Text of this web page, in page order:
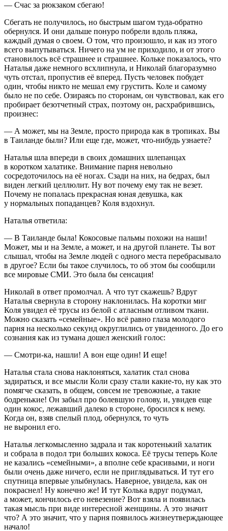
— Счас за рюкзаком сбегаю!
Сбегать не получилось, но быстрым шагом туда-обратно
обернулся. И они дальше понуро побрели вдоль пляжа,
каждый думая о своем. О том, что произошло, и как из этого
всего выпутываться. Ничего на ум не приходило, и от этого
становилось всё страшнее и страшнее. Кольке показалось, что
Наталья даже немного всхлипнула, и Николай благоразумно
чуть отстал, пропустив её вперед. Пусть человек побудет
один, чтобы никто не мешал ему грустить. Коле и самому
было не по себе. Озираясь по сторонам, он чувствовал, как его
пробирает безотчетный страх, поэтому он, расхрабрившись,
произнес:
— А может, мы на Земле, просто природа как в тропиках. Вы
в Таиланде были? Или еще где, может, что-нибудь узнаете?
Наталья шла впереди в своих домашних шлепанцах
в коротком халатике. Внимание парня невольно
сосредоточилось на её ногах. Сзади на них, на бедрах, был
виден легкий целлюлит. Ну вот почему ему так не везет.
Почему не попалась прекрасная юная девушка, как
у нормальных попаданцев? Коля вздохнул.
Наталья ответила:
— В Таиланде была! Кокосовые пальмы похожи на наши!
Может, мы и на Земле, а может, и на другой планете. Ты вот
слышал, чтобы на Земле людей с одного места перебрасывало
в другое? Если бы такое случилось, то об этом бы сообщили
все мировые СМИ. Это была бы сенсация!
Николай в ответ промолчал. А что тут скажешь? Вдруг
Наталья свернула в сторону наклонилась. На коротки миг
Коля увидел её трусы из белой с атласным отливом ткани.
Можно сказать «семейные». Но всё равно глаза молодого
парня на несколько секунд округлились от увиденного. До его
сознания как из тумана дошел женский голос:
— Смотри-ка, нашли! А вон еще один! И еще!
Наталья стала снова наклоняться, халатик стал снова
задираться, и все мысли Коли сразу стали какие-то, ну как это
помягче сказать, в общем, совсем не тревожные, а такие
бодренькие! Он забыл про болевшую голову, и, увидев еще
один кокос, лежавший далеко в стороне, бросился к нему.
Когда он, взяв спелый плод, обернулся, то чуть
не выронил его.
Наталья легкомысленно задрала и так коротенький халатик
и собрала в подол три больших кокоса. Её трусы теперь Коле
не казались «семейными», а вполне себе красивыми, и ноги
были очень даже ничего, если не приглядываться. И тут его
спутница впервые улыбнулась. Наверное, увидела, как он
покраснел! Ну конечно же! И тут Колька вдруг подумал,
а может, кончилось его невезение? Вот взяла и появилась
такая мысль при виде интересной женщины. А это значит
что? А это значит, что у парня появилось жизнеутверждающее
начало!